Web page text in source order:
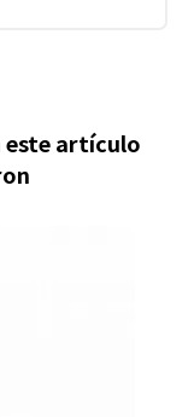
este artículo